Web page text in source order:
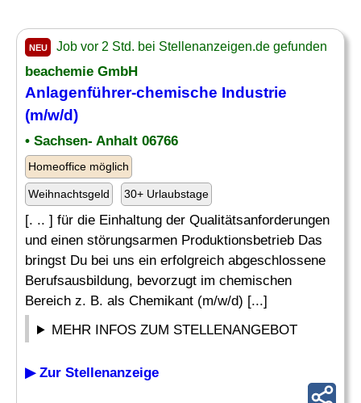
NEU Job vor 2 Std. bei Stellenanzeigen.de gefunden
beachemie GmbH
Anlagenführer-chemische Industrie
(m/w/d)
• Sachsen- Anhalt 06766
Homeoffice möglich
Weihnachtsgeld 30+ Urlaubstage
[. .. ] für die Einhaltung der Qualitätsanforderungen
und einen störungsarmen Produktionsbetrieb Das
bringst Du bei uns ein erfolgreich abgeschlossene
Berufsausbildung, bevorzugt im chemischen
Bereich z. B. als Chemikant (m/w/d) [...]
MEHR INFOS ZUM STELLENANGEBOT
▶ Zur Stellenanzeige